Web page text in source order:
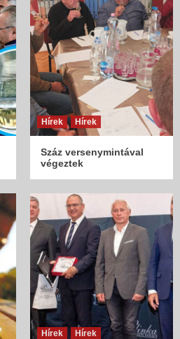
Hírek Hírek
Száz versenymintával
végeztek
Hírek Hírek